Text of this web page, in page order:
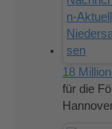
18
für die